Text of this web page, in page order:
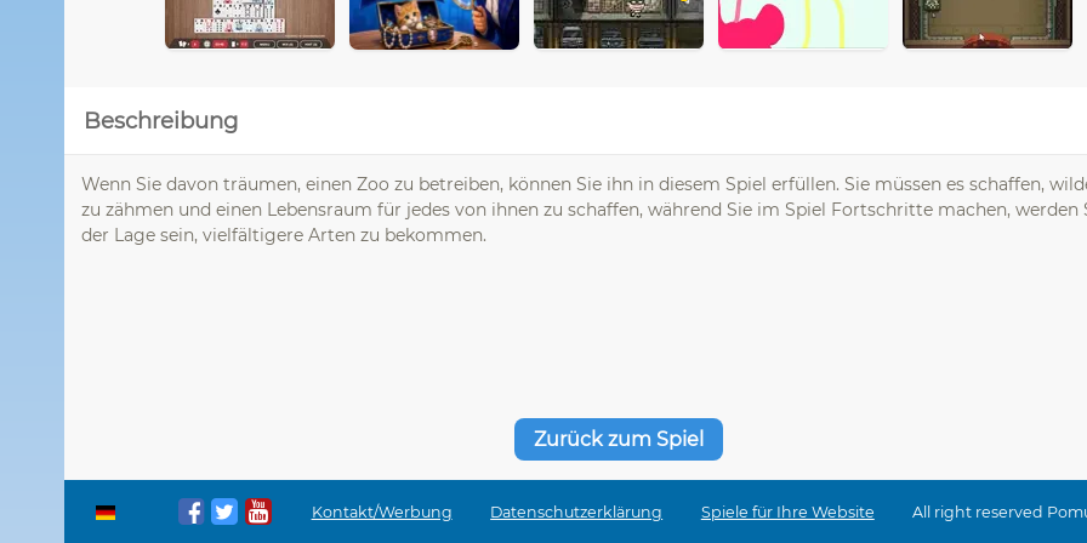
Beschreibung
Wenn Sie davon träumen, einen Zoo zu betreiben, können Sie ihn in diesem Spiel erfüllen. Sie müssen es schaffen,
zu zähmen und einen Lebensraum für jedes von ihnen zu schaffen, während Sie im Spiel Fortschritte machen, werden
der Lage sein, vielfältigere Arten zu bekommen.
Zurück zum Spiel
Kontakt/Werbung Datenschutzerklärung Spiele für Ihre Website All right reserved